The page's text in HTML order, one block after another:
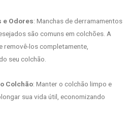
e Odores: Manchas de derramamentos
são comuns em colchões. A
removê-los completamente,
seu colchão.
Colchão: Manter o colchão limpo e
sua vida útil, economizando